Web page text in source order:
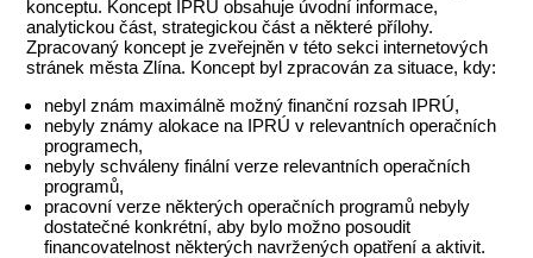
konceptu. Koncept IPRÚ obsahuje úvodní informace,
analytickou část, strategickou část a některé přílohy.
Zpracovaný koncept je zveřejněn v této sekci internetových
stránek města Zlína. Koncept byl zpracován za situace, kdy:
nebyl znám maximálně možný finanční rozsah IPRÚ,
nebyly známy alokace na IPRÚ v relevantních operačních
programech,
nebyly schváleny finální verze relevantních operačních
programů,
pracovní verze některých operačních programů nebyly
dostatečné konkrétní, aby bylo možno posoudit
financovatelnost některých navržených opatření a aktivit.